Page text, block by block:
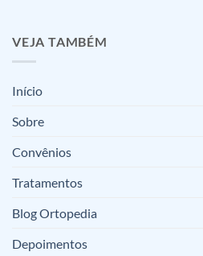
VEJA TAMBÉM
Início
Sobre
Convênios
Tratamentos
Blog Ortopedia
Depoimentos